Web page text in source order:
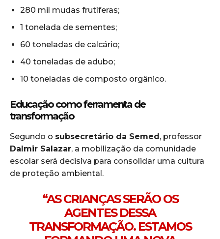
280 mil mudas frutíferas;
1 tonelada de sementes;
60 toneladas de calcário;
40 toneladas de adubo;
10 toneladas de composto orgânico.
Educação como ferramenta de
transformação
Segundo o subsecretário da Semed , professor
Dalmir Salazar, a mobilização da comunidade
escolar será decisiva para consolidar uma cultura
de proteção ambiental.
“AS CRIANÇAS SERÃO OS
AGENTES DESSA
TRANSFORMAÇÃO. ESTAMOS